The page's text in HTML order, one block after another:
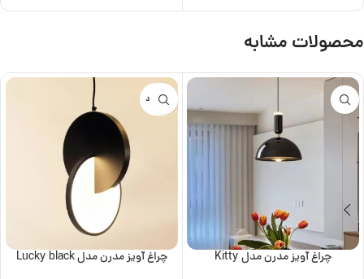
محصولات مشابه
چراغ آویز مدرن مدل Kitty
ناموجود
چراغ آویز مدرن مدل Lucky black